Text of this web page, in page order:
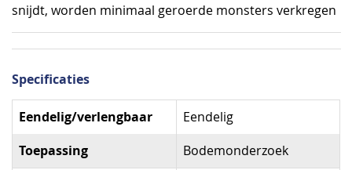
snijdt, worden minimaal geroerde monsters verkregen
Specificaties
Specificaties
Eendelig/verlengbaar Eendelig
Toepassing Bodemonderzoek